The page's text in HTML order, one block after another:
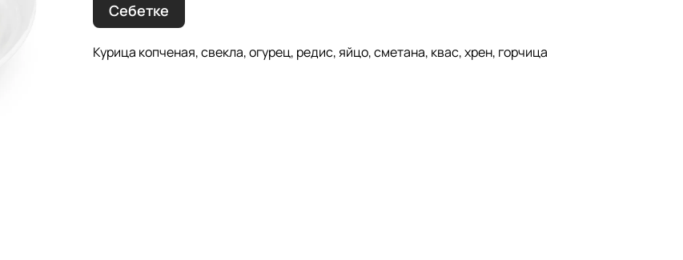
Себетке
Курица копченая, свекла, огурец, редис, яйцо, сметана, квас, хрен, горчица